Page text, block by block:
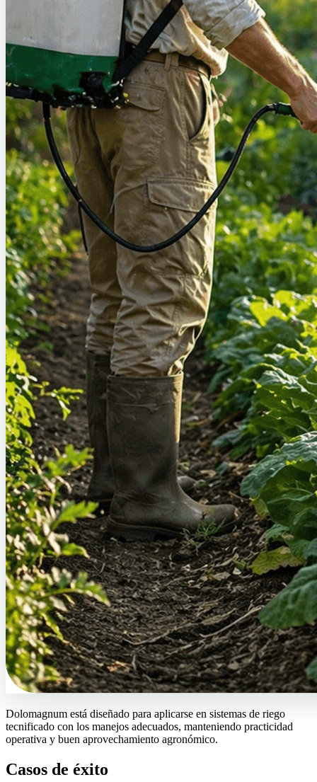
Dolomagnum está diseñado para aplicarse en sistemas de riego
tecnificado con los manejos adecuados, manteniendo practicidad
operativa y buen aprovechamiento agronómico.
Casos de éxito